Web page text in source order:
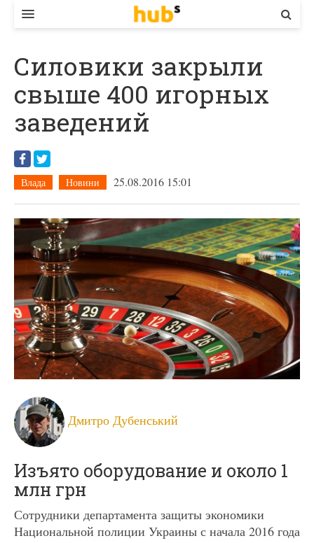
ЕКОНОМІКА
БІЗНЕС
СТАРТЕР
КОНТАКТИ
Силовики закрыли
свыше 400 игорных
заведений
Влада Новини 25.08.2016 15:01
Дмитро Дубенський
Изъято оборудование и около 1
млн грн
Сотрудники департамента защиты экономики
Национальной полиции Украины с начала 2016 года